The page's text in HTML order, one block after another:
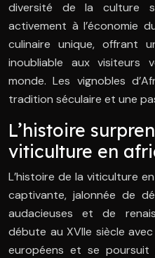
diversité de la culture
activement à l’économie
culinaire unique, offrant
inoubliable aux visiteurs
monde. Les vignobles
tradition séculaire et une
L’histoire
viticulture en
L’histoire de la viticulture
captivante, jalonnée de
audacieuses et de
débute au XVIIe siècle
européens et se poursuit